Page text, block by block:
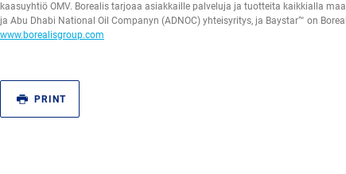
kaasuyhtiö OMV. Borealis tarjoaa asiakkaille palveluja ja tuotteita kaikkialla
ja Abu Dhabi National Oil Companyn (ADNOC) yhteisyritys, ja Baystar™ on
www.borealisgroup.com
PRINT